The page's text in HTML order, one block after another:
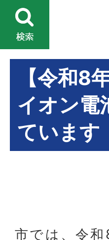
【令和8
イオン電
ています
市では、令